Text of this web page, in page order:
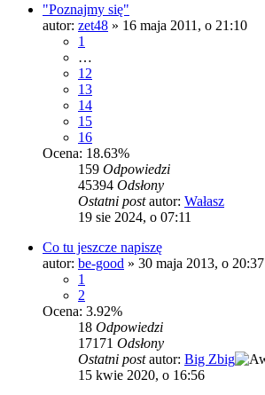
"Poznajmy się"
autor: zet48 » 16 maja 2011, o 21:10
1
…
12
13
14
15
16
Ocena: 18.63%
159 Odpowiedzi
45394 Odsłony
Ostatni postautor: Wałasz
19 sie 2024, o 07:11
Co tu jeszcze napiszę
autor: be-good » 30 maja 2013, o 20:37
1
2
Ocena: 3.92%
18 Odpowiedzi
17171 Odsłony
Ostatni postautor: Big Zbig
15 kwie 2020, o 16:56